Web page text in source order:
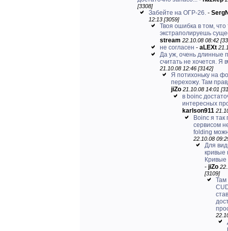
[3308]
Забейте на ОГР-26. -
12:13 [3059]
Твоя ошибка в том, что
экстраполируешь
stream 22.10.08 08:42
не согласен - aLEXt
Да уж, очень длинные
считать не хочется. Я
21.10.08 12:46 [3142]
Я потихоньку на
перехожу. Там
jiZo 21.10.08 14:01
в boinc
интересных
karlson911
Boinc я так
сервисом
folding
22.10.08
Для
кривые
Кривые
- jiZo
[3109]
Там